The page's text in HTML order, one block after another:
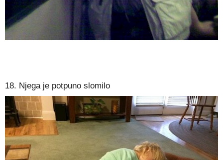
18. Njega je potpuno slomilo